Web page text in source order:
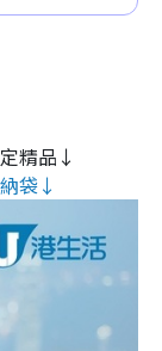
精品↓
袋↓